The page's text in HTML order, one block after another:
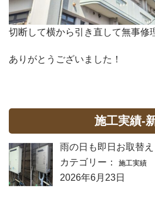
切断して横から引き直して無事修
ありがとうございました！
施工実績-
雨の日も即日お取替え
カテゴリー：
施工実績
2026年6月23日